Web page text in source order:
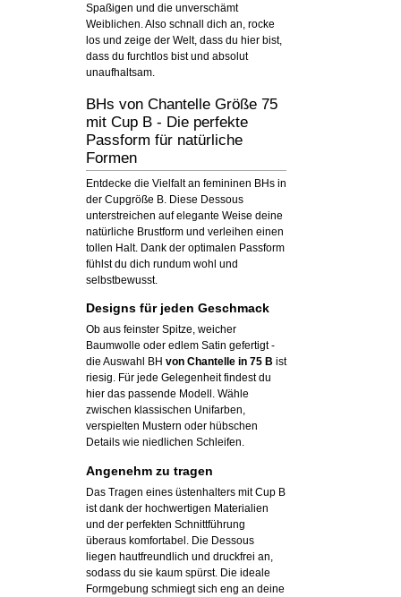
Spaßigen und die unverschämt
Weiblichen. Also schnall dich an, rocke
los und zeige der Welt, dass du hier bist,
dass du furchtlos bist und absolut
unaufhaltsam.
BHs von Chantelle Größe 75
mit Cup B - Die perfekte
Passform für natürliche
Formen
Entdecke die Vielfalt an femininen BHs in
der Cupgröße B. Diese Dessous
unterstreichen auf elegante Weise deine
natürliche Brustform und verleihen einen
tollen Halt. Dank der optimalen Passform
fühlst du dich rundum wohl und
selbstbewusst.
Designs für jeden Geschmack
Ob aus feinster Spitze, weicher
Baumwolle oder edlem Satin gefertigt -
die Auswahl BH von Chantelle in 75 B ist
riesig. Für jede Gelegenheit findest du
hier das passende Modell. Wähle
zwischen klassischen Unifarben,
verspielten Mustern oder hübschen
Details wie niedlichen Schleifen.
Angenehm zu tragen
Das Tragen eines üstenhalters mit Cup B
ist dank der hochwertigen Materialien
und der perfekten Schnittführung
überaus komfortabel. Die Dessous
liegen hautfreundlich und druckfrei an,
sodass du sie kaum spürst. Die ideale
Formgebung schmiegt sich eng an deine